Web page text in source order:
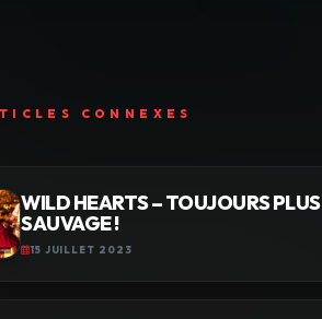
CONNEXES
WILD HEARTS – TOUJOURS PLUS
SAUVAGE !
15 JUILLET 2023